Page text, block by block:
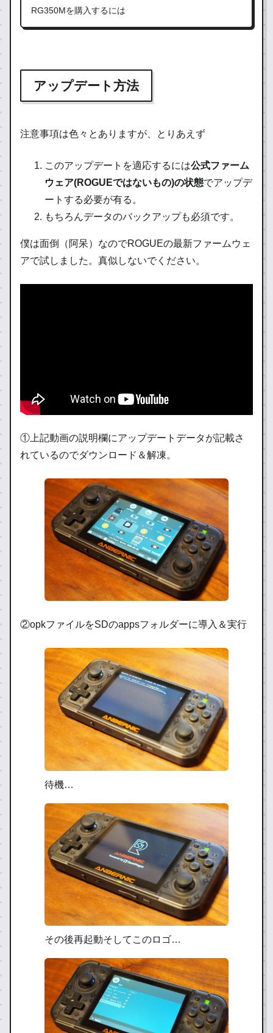
RG350Mを購入するには
アップデート方法
注意事項は色々とありますが、とりあえず
このアップデートを適応するには公式ファーム
ウェア(ROGUEではないもの)の状態でアップデ
ートする必要が有る。
もちろんデータのバックアップも必須です。
僕は面倒（阿呆）なのでROGUEの最新ファームウェ
アで試しました。真似しないでください。
①上記動画の説明欄にアップデートデータが記載さ
れているのでダウンロード＆解凍。
②opkファイルをSDのappsフォルダーに導入＆実行
待機…
その後再起動そしてこのロゴ…